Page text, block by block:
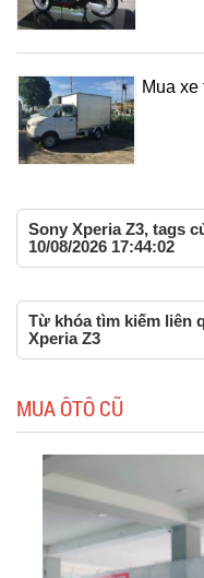
Mua
Sony Xperia Z3, tags
10/08/2026 17:44:02
Từ khóa tìm kiếm liên
Xperia Z3
MUA ÔTÔ CŨ